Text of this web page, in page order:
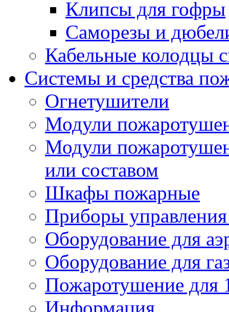
Клипсы для гофры
Саморезы и
Кабельные колодцы
Системы и средства
Огнетушители
Модули
Модули
или составом
Шкафы пожарные
Приборы
Оборудование для
Оборудование для
Пожаротушение для